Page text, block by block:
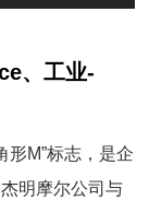
、工业-
形M”标志，是企
明摩尔公司与